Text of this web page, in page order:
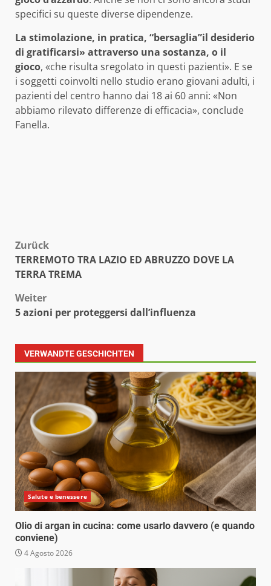
specifici su queste diverse dipendenze.
La stimolazione, in pratica, “bersaglia”il desiderio
di gratificarsi» attraverso una sostanza, o il
gioco, «che risulta sregolato in questi pazienti». E se
i soggetti coinvolti nello studio erano giovani adulti, i
pazienti del centro hanno dai 18 ai 60 anni: «Non
abbiamo rilevato differenze di efficacia», conclude
Fanella.
Beitragsnavigation
Zurück
TERREMOTO TRA LAZIO ED ABRUZZO DOVE LA
TERRA TREMA
Weiter
5 azioni per proteggersi dall’influenza
VERWANDTE GESCHICHTEN
Salute e benessere
Olio di argan in cucina: come usarlo davvero (e quando
conviene)
4 Agosto 2026